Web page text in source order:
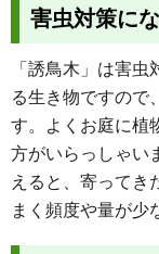
害虫対策に
「誘鳥木」は害
る生き物ですので
す。よくお庭に植
方がいらっしゃい
えると、寄ってき
まく頻度や量が少